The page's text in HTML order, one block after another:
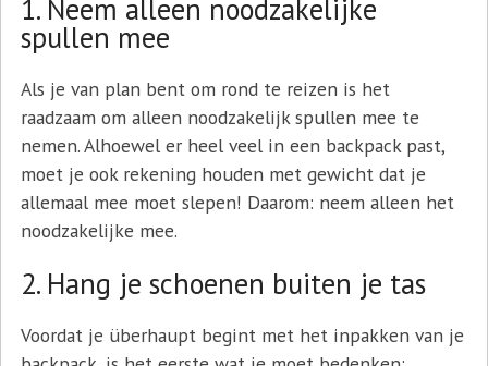
1. Neem alleen noodzakelijke
spullen mee
Als je van plan bent om rond te reizen is het
raadzaam om alleen noodzakelijk spullen mee te
nemen. Alhoewel er heel veel in een backpack past,
moet je ook rekening houden met gewicht dat je
allemaal mee moet slepen! Daarom: neem alleen het
noodzakelijke mee.
2. Hang je schoenen buiten je tas
Voordat je überhaupt begint met het inpakken van je